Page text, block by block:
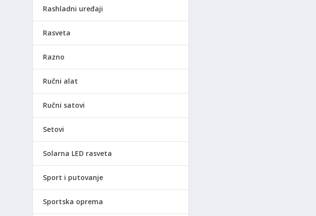
Rashladni uređaji
Rasveta
Razno
Ručni alat
Ručni satovi
Setovi
Solarna LED rasveta
Sport i putovanje
Sportska oprema